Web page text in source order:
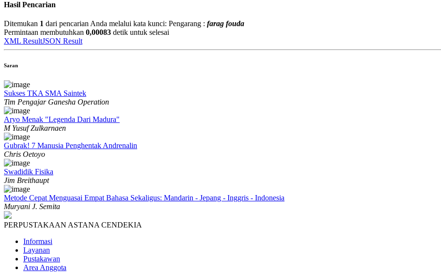
Hasil Pencarian
Ditemukan 1 dari pencarian Anda melalui kata kunci: Pengarang : farag fouda
Permintaan membutuhkan 0,00083 detik untuk selesai
XML ResultJSON Result
Saran
Sukses TKA SMA Saintek
Tim Pengajar Ganesha Operation
Aryo Menak "Legenda Dari Madura"
M Yusuf Zulkarnaen
Gubrak! 7 Manusia Penghentak Andrenalin
Chris Oetoyo
Swadidik Fisika
Jim Breithaupt
Metode Cepat Menguasai Empat Bahasa Sekaligus: Mandarin - Jepang - Inggris - Indonesia
Muryani J. Semita
PERPUSTAKAAN ASTANA CENDEKIA
Informasi
Layanan
Pustakawan
Area Anggota